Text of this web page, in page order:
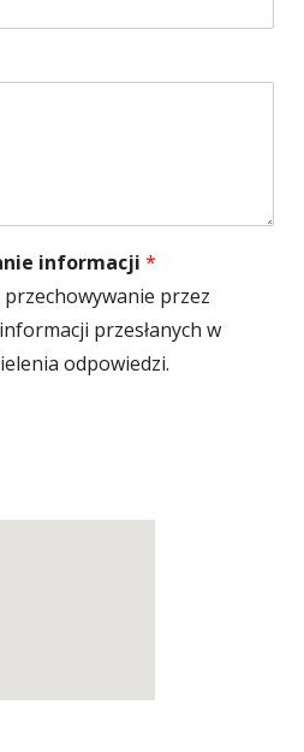
n
informacji *
przez
przesłanych w
odpowiedzi.